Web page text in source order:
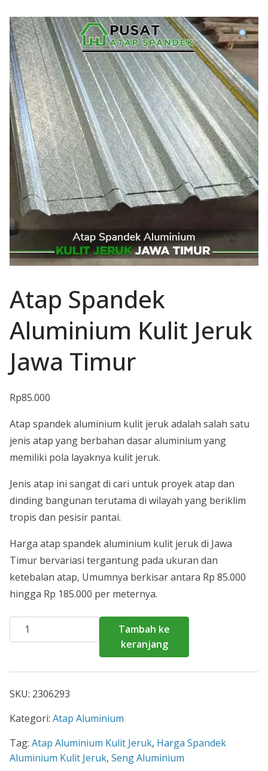
Atap Spandek
Aluminium Kulit Jeruk
Jawa Timur
Rp85.000
Atap spandek aluminium kulit jeruk adalah salah satu
jenis atap yang berbahan dasar aluminium yang
memiliki pola layaknya kulit jeruk.
Jenis atap ini sangat di cari untuk proyek atap dan
dinding bangunan terutama di wilayah yang beriklim
tropis dan pesisir pantai.
Harga atap spandek aluminium kulit jeruk di Jawa
Timur bervariasi tergantung pada ukuran dan
ketebalan atap, Umumnya berkisar antara Rp 85.000
hingga Rp 185.000 per meternya.
Kuantitas
Atap
Jeruk
Jawa
Timur
Tambah ke
keranjang
SKU: 2306293
Kategori: Atap Aluminium
Tag: Atap Aluminium Kulit Jeruk, Harga Spandek
Aluminium Kulit Jeruk, Seng Aluminium